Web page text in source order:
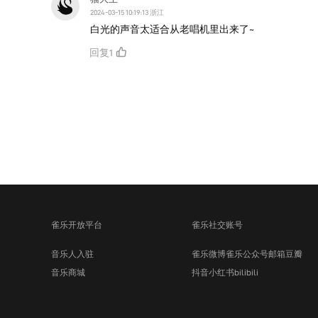
2024-03-15 10:19:13 浙江
白光的声音太适合从老唱机里出来了~
回复1
雀乐开放平台
音乐人入驻
音乐商城
雀乐社交账号
雀乐微博雀乐公众号邮箱豆瓣
抖音小红书bilibili